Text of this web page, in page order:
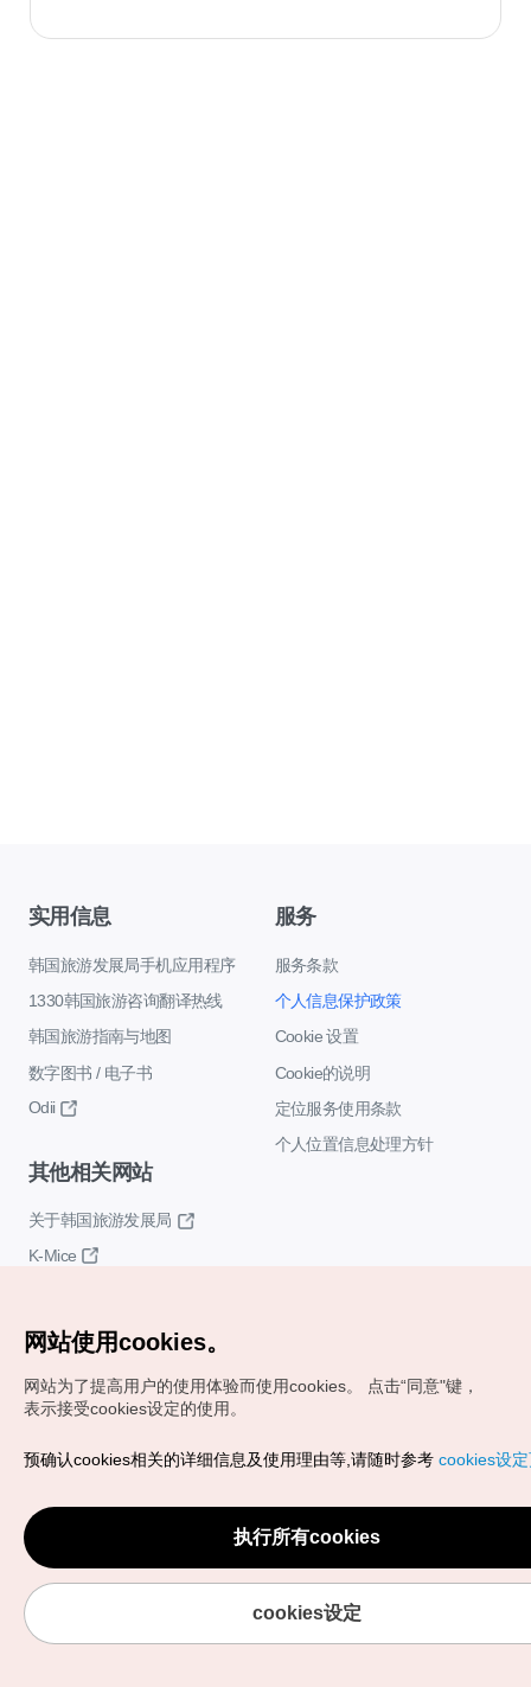
实用信息
韩国旅游发展局手机应用程序
1330韩国旅游咨询翻译热线
韩国旅游指南与地图
数字图书 / 电子书
Odii
服务
服务条款
个人信息保护政策
Cookie 设置
Cookie的说明
定位服务使用条款
个人位置信息处理方针
其他相关网站
关于韩国旅游发展局
K-Mice
Copyrights (c) 韩国旅游发展局版权所有
VISITKOREA官方邮箱
chnsim@knto.or.kr
网站使用cookies。
网站为了提高用户的使用体验而使用cookies。
点击“同意"键，
表示接受cookies设定的使用。
预确认cookies相关的详细信息及使用理由等,请随时参考 cookies设
执行所有cookies
cookies设定